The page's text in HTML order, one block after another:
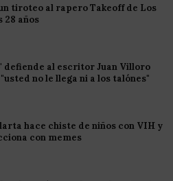
tiroteo al rapero Takeoff de Los
28 años
defiende al escritor Juan Villoro
no le llega ni a los talónes"
hace chiste de niños con VIH y
con memes